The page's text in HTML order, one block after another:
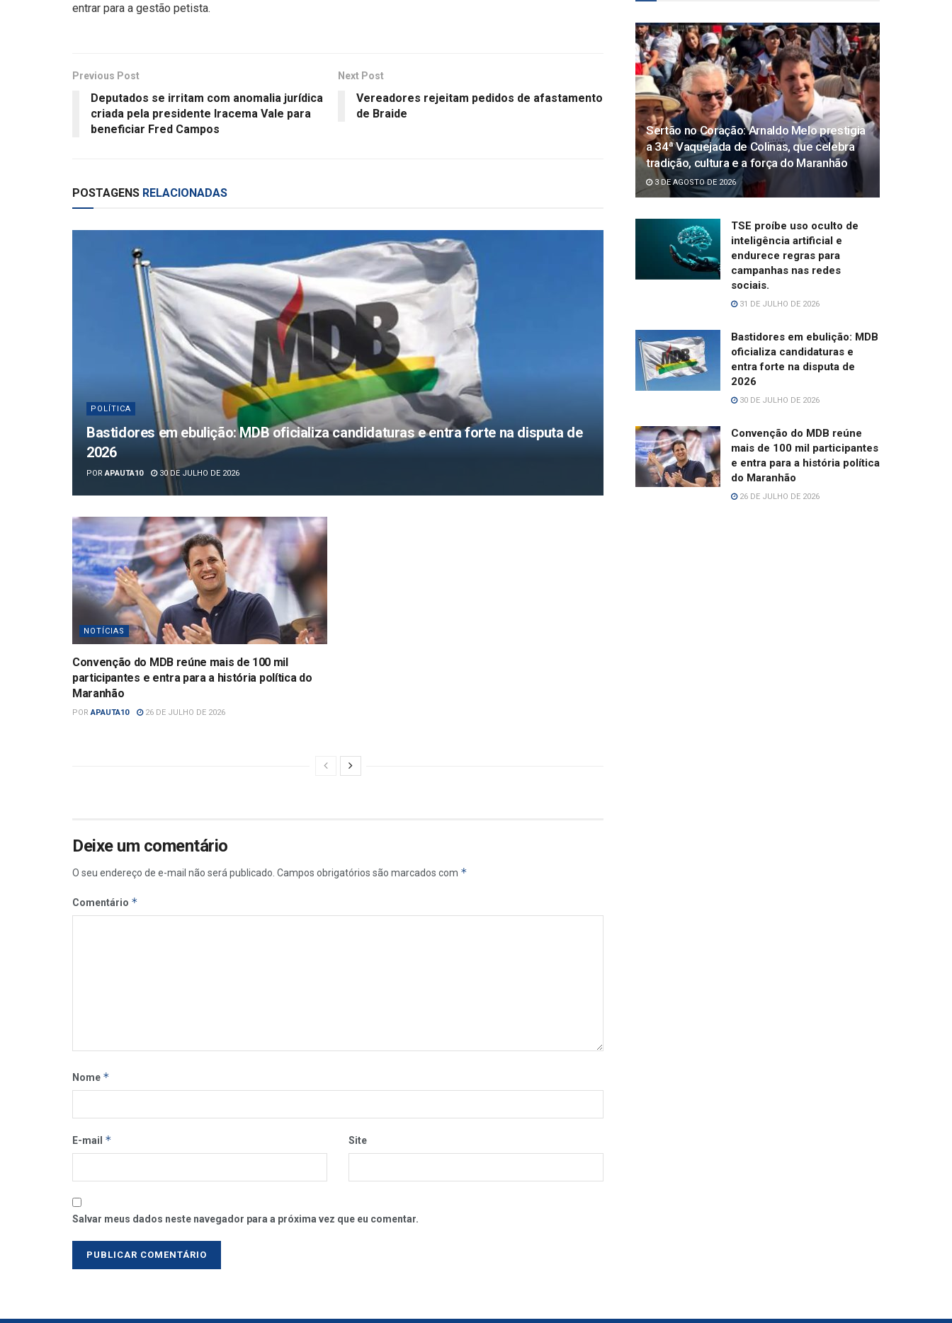
entrar para a gestão petista.
Previous Post
Deputados se irritam com anomalia jurídica
criada pela presidente Iracema Vale para
beneficiar Fred Campos
Next Post
Vereadores rejeitam pedidos de afastamento
de Braide
POSTAGENS RELACIONADAS
POLÍTICA
Bastidores em ebulição: MDB oficializa candidaturas e entra forte na disputa de
2026
POR APAUTA10 30 DE JULHO DE 2026
NOTÍCIAS
Convenção do MDB reúne mais de 100 mil
participantes e entra para a história política do
Maranhão
POR APAUTA10 26 DE JULHO DE 2026
Deixe um comentário
O seu endereço de e-mail não será publicado. Campos obrigatórios são marcados com *
Comentário *
Nome *
E-mail * Site
Salvar meus dados neste navegador para a próxima vez que eu comentar.
Sertão no Coração: Arnaldo Melo prestigia
a 34ª Vaquejada de Colinas, que celebra
tradição, cultura e a força do Maranhão
3 DE AGOSTO DE 2026
TSE proíbe uso oculto de
inteligência artificial e
endurece regras para
campanhas nas redes
sociais.
31 DE JULHO DE 2026
Bastidores em ebulição: MDB
oficializa candidaturas e
entra forte na disputa de
2026
30 DE JULHO DE 2026
Convenção do MDB reúne
mais de 100 mil participantes
e entra para a história política
do Maranhão
26 DE JULHO DE 2026